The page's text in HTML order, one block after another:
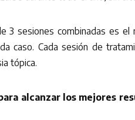
3 sesiones combinadas es el
caso. Cada sesión de
tópica.
alcanzar los mejores